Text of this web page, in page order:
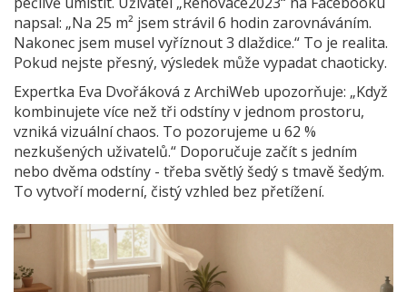
napsal: „Na 25 m² jsem strávil 6 hodin zarovnáváním.
Nakonec jsem musel vyříznout 3 dlaždice.“ To je realita.
Pokud nejste přesný, výsledek může vypadat chaoticky.
Expertka Eva Dvořáková z ArchiWeb upozorňuje: „Když
kombinujete více než tři odstíny v jednom prostoru,
vzniká vizuální chaos. To pozorujeme u 62 %
nezkušených uživatelů.“ Doporučuje začít s jedním
nebo dvěma odstíny - třeba světlý šedý s tmavě šedým.
To vytvoří moderní, čistý vzhled bez přetížení.